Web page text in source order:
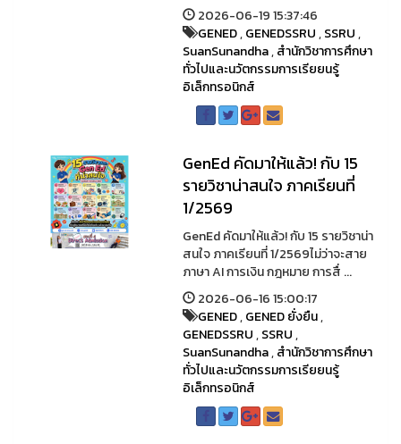
2026-06-19 15:37:46
GENED,GENEDSSRU,SSRU,
SuanSunandha,สำนักวิชาการศึกษา
ทั่วไปและนวัตกรรมการเรียยนรู้
อิเล็กทรอนิกส์
GenEd คัดมาให้แล้ว! กับ 15
รายวิชาน่าสนใจ ภาคเรียนที่
1/2569
GenEd คัดมาให้แล้ว! กับ 15 รายวิชาน่า
สนใจ ภาคเรียนที่ 1/2569ไม่ว่าจะสาย
ภาษา AI การเงิน กฎหมาย การสื่ ...
2026-06-16 15:00:17
GENED,GENED ยั่งยืน,
GENEDSSRU,SSRU,
SuanSunandha,สำนักวิชาการศึกษา
ทั่วไปและนวัตกรรมการเรียยนรู้
อิเล็กทรอนิกส์